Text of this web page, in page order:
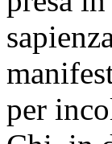
per